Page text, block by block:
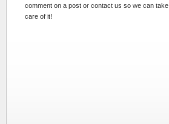
comment on a post or contact us so we can take
care of it!